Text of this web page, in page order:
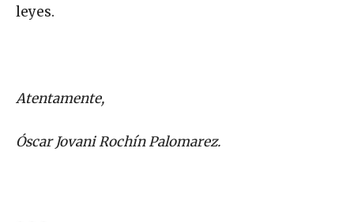
leyes.
Atentamente,
Óscar Jovani Rochín Palomarez.